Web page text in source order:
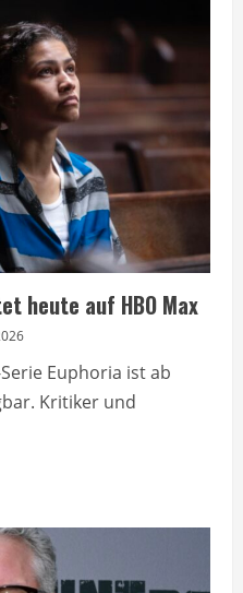
heute auf HBO Max
Euphoria ist ab
Kritiker und